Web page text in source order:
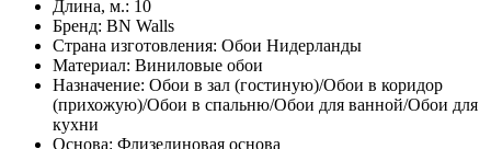
Длина, м.: 10
Бренд: BN Walls
Страна изготовления: Обои Нидерланды
Материал: Виниловые обои
Назначение: Обои в зал (гостиную)/Обои в коридор
(прихожую)/Обои в спальню/Обои для ванной/Обои для
кухни
Основа: Флизелиновая основа